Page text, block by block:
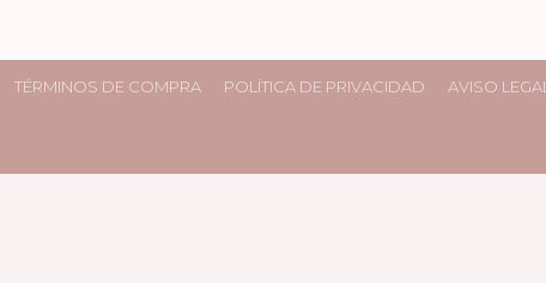
TÉRMINOS DE COMPRA POLÍTICA DE PRIVACIDAD AVISO LEGAL